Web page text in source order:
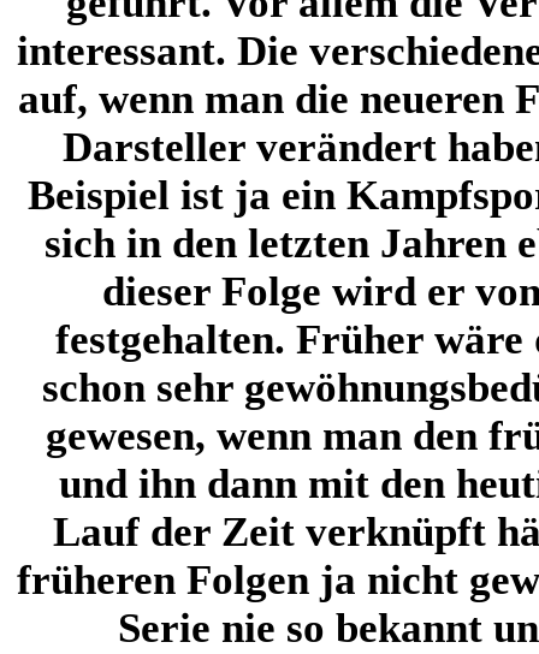
interessant. Die
auf, wenn man die neueren
Darsteller verändert
Beispiel ist ja ein
sich in den letzten Jahren
dieser Folge wird er
festgehalten. Früher wäre
schon sehr
gewesen, wenn man den
und ihn dann mit den
Lauf der Zeit verknüpft
früheren Folgen ja nicht
Serie nie so bekannt